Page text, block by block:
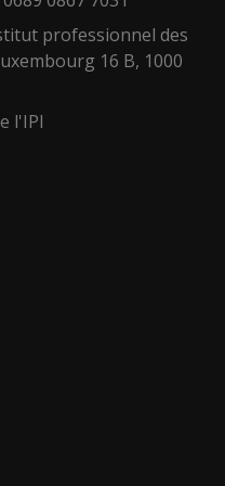
professionnel des
16 B, 1000
l'IPI